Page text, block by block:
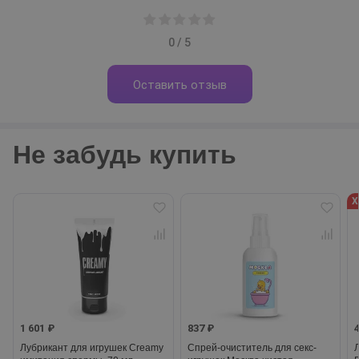
0 / 5
Оставить отзыв
Не забудь купить
1 601 ₽
Лубрикант для игрушек Creamy
837 ₽
Спрей-очиститель для секс-